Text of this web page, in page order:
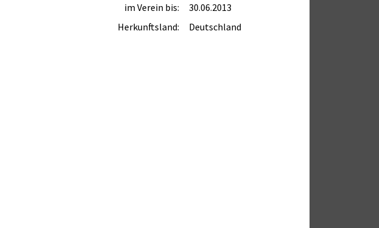
im Verein bis:
30.06.2013
Herkunftsland:
Deutschland